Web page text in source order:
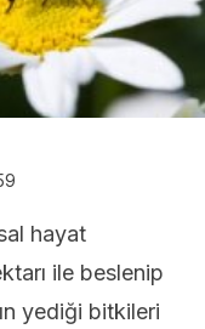
hayat
ile beslenip
yediği bitkileri